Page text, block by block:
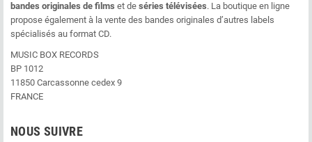
bandes originales de films et de séries télévisées. La boutique en ligne
propose également à la vente des bandes originales d’autres labels
spécialisés au format CD.
MUSIC BOX RECORDS
BP 1012
11850 Carcassonne cedex 9
FRANCE
NOUS SUIVRE